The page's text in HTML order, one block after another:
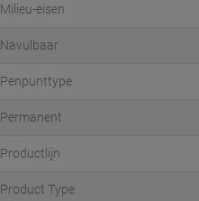
Penpunttype
Permanent
Productlijn
Product Type
Puntbreedte
Puntgrootte